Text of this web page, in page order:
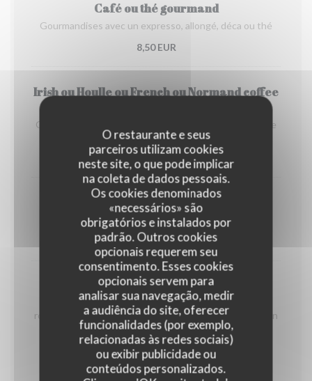
O restaurante e seus
parceiros utilizam cookies
neste site, o que pode implicar
na coleta de dados pessoais.
Os cookies denominados
«necessários» são
obrigatórios e instalados por
padrão. Outros cookies
opcionais requerem seu
consentimento. Esses cookies
opcionais servem para
analisar sua navegação, medir
a audiência do site, oferecer
funcionalidades (por exemplo,
relacionadas às redes sociais)
ou exibir publicidade ou
conteúdos personalizados.
Café ou thé gourmand
Gourmandises avec un expresso, allongé, déca ou thé
8,50 EUR
Irish ou Houlle ou French ou Normand coffee
Gourmandises avec un coffee au whisky ou genièvre de
Houlle ou Cognac ou Calvados.
11,50 EUR
Gaufre liégeoise
Sucre ou cassonade
4,50 EUR
Gaufre Liégeoise avec
Au choix : pâte de spéculoos, nutella, coulis de fruits
rouges, sauce au chocolat maison, sauce caramel maison
ou crème fouettée.
5,50 EUR